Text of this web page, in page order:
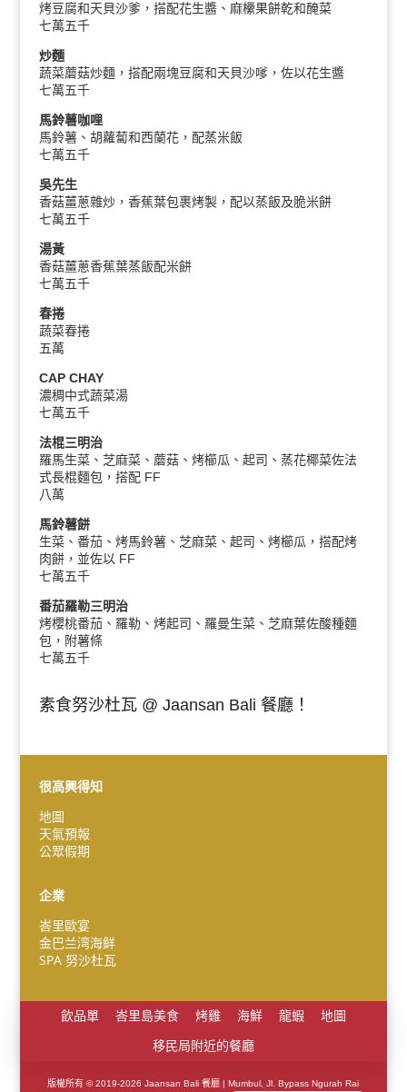
烤豆腐和天貝沙爹，搭配花生醬、麻欙果餅乾和醃菜
七萬五千
炒麵
蔬菜蘑菇炒麵，搭配兩塊豆腐和天貝沙嗲，佐以花生醬
七萬五千
馬鈴薯咖哩
馬鈴薯、胡蘿蔔和西蘭花，配蒸米飯
七萬五千
吳先生
香菇薑蔥雜炒，香蕉葉包裹烤製，配以蒸飯及脆米餅
七萬五千
湯黃
香菇薑蔥香蕉葉蒸飯配米餅
七萬五千
春捲
蔬菜春捲
五萬
CAP CHAY
濃稠中式蔬菜湯
七萬五千
法棍三明治
羅馬生菜、芝麻菜、蘑菇、烤櫛瓜、起司、蒸花椰菜佐法
式長棍麵包，搭配 FF
八萬
馬鈴薯餅
生菜、番茄、烤馬鈴薯、芝麻菜、起司、烤櫛瓜，搭配烤
肉餅，並佐以 FF
七萬五千
番茄羅勒三明治
烤櫻桃番茄、羅勒、烤起司、羅曼生菜、芝麻葉佐酸種麵
包，附薯條
七萬五千
素食努沙杜瓦 @ Jaansan Bali 餐廳！
很高興得知
地圖
天氣預報
公眾假期
企業
峇里歐宴
金巴兰湾海鲜
SPA 努沙杜瓦
飲品單 峇里島美食 烤雞 海鮮 龍蝦 地圖
移民局附近的餐廳
版權所有 © 2019-2026 Jaansan Bali 餐廳 | Mumbul, Jl. Bypass Ngurah Rai
English (UK)
Français